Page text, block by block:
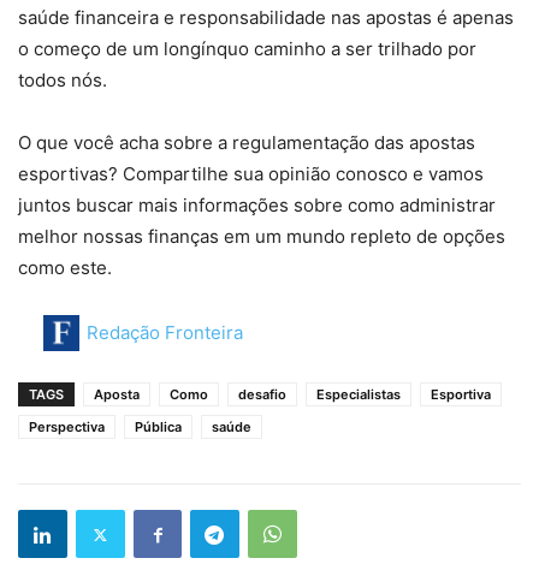
saúde financeira e responsabilidade nas apostas é apenas
o começo de um longínquo caminho a ser trilhado por
todos nós.
O que você acha sobre a regulamentação das apostas
esportivas? Compartilhe sua opinião conosco e vamos
juntos buscar mais informações sobre como administrar
melhor nossas finanças em um mundo repleto de opções
como este.
Redação Fronteira
TAGS Aposta Como desafio Especialistas
Esportiva
Perspectiva
Pública saúde